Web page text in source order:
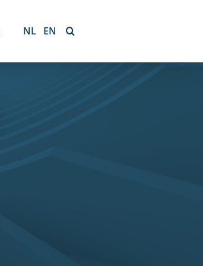
NL EN